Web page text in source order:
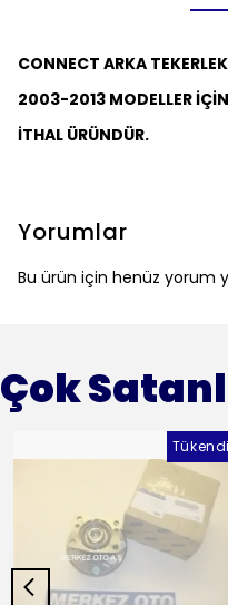
CONNECT ARKA
2003-2013 MODELLER
İTHAL ÜRÜNDÜR.
Yorumlar
Bu ürün için henüz yorum
Çok
Tükendi